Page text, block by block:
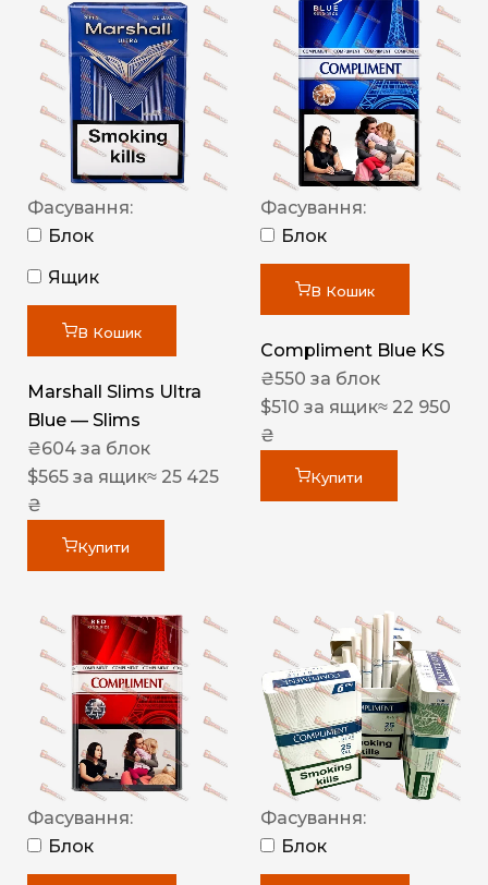
Фасування:
Блок
Ящик
В Кошик
Marshall Slims Ultra
Blue — Slims
₴604 за блок
$565 за ящик≈ 25 425
₴
Купити
Фасування:
Блок
В Кошик
Compliment Blue KS
₴550 за блок
$510 за ящик≈ 22 950
₴
Купити
Фасування:
Блок
Фасування:
Блок